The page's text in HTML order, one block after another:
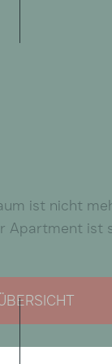
ist nicht
Apartment ist